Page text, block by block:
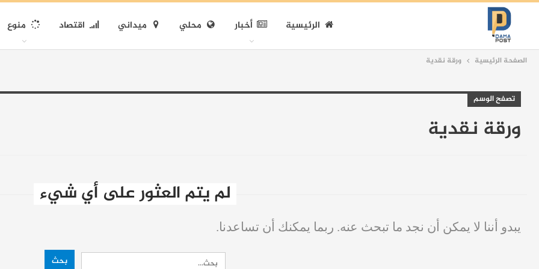
الرئيسية أخبار محلي ميداني اقتصاد منوع
الصفحة الرئيسية ورقة نقدية
تصفح الوسم
ورقة نقدية
لم يتم العثور على أي شيء
يبدو أننا لا يمكن أن نجد ما تبحث عنه. ربما يمكنك أن تساعدنا.